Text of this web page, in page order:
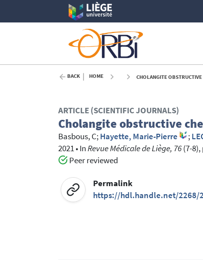
BACK HOME CHOLANGITE
ARTICLE (SCIENTIFIC JOURNALS)
Cholangite obstructive
Basbous, C;Hayette, Marie-Pierre ;
2021•InRevue Médicale de Liège, 76(7-8),
Peer reviewed
Permalink
https://hdl.handle.net/2268/